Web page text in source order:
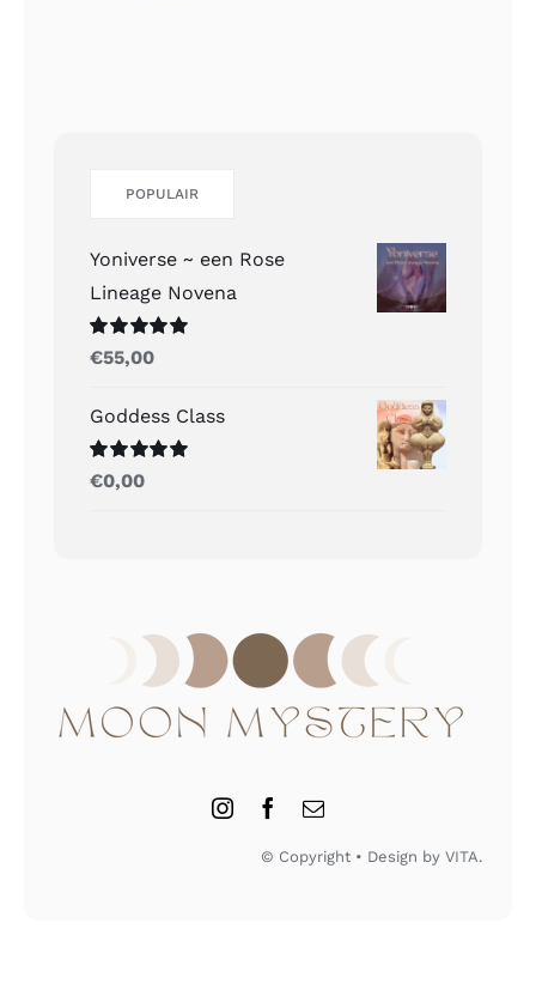
POPULAIR
Yoniverse ~ een Rose
Lineage Novena
Gewaardeerd
uit 5
€55,00
Goddess Class
Gewaardeerd
5.00
€0,00
© Copyright • Design by VITA.